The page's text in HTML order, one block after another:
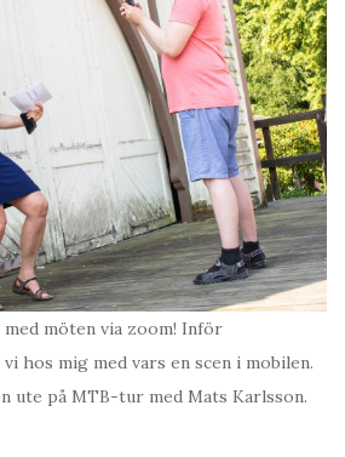
möten via zoom! Inför
hos mig med vars en scen i mobilen.
ute på MTB-tur med Mats Karlsson.